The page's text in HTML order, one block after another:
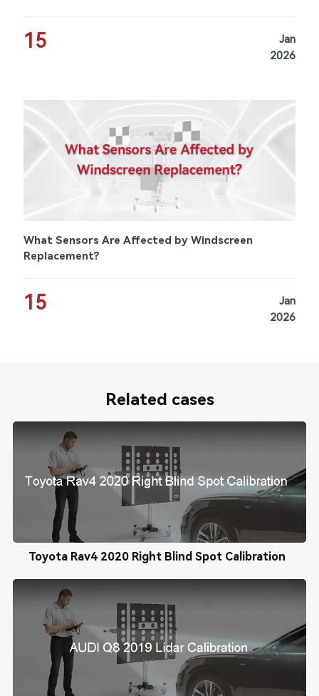
15
Jan
2026
What Sensors Are Affected by Windscreen
Replacement?
15
Jan
2026
Related cases
Toyota Rav4 2020 Right Blind Spot Calibration